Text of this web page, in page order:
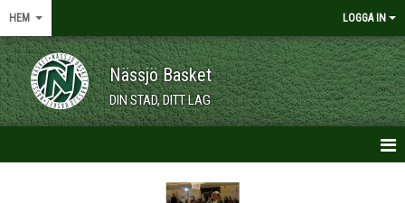
HEM LOGGA IN
Nässjö Basket
DIN STAD, DITT LAG